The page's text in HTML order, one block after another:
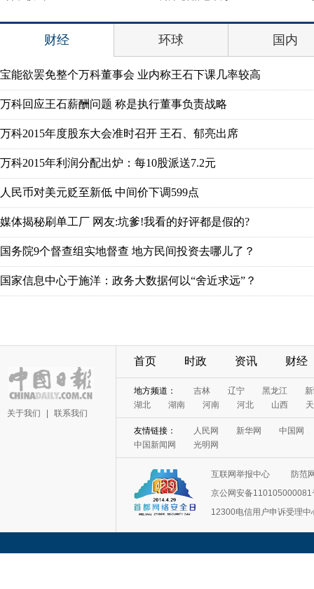
财经 环球 国内
宝能欲罢免整个万科董事会 业内称王石下课几率较高
万科回应王石薪酬问题 称是执行董事负责战略
万科2015年度股东大会准时召开 王石、郁亮出席
万科2015年利润分配出炉：每10股派送7.2元
人民币对美元贬至新低 中间价下调599点
媒体揭秘刷单工厂 网友:坑爹!我看的好评都是假的?
国务院9个督查组实地督查 地方民间投资去哪儿了？
国家信息中心于施洋：政务大数据何以“舍近求远”？
关于我们 联系我们
首页 时政 资讯 财经
地方频道： 吉林 辽宁 黑龙江
湖北
湖南 河南 河北 山西
友情链接： 人民网 新华网
中国网
中国新闻网
光明网
互联网举报中心
防范
京公网安备110105000081
12300电信用户申诉受理中